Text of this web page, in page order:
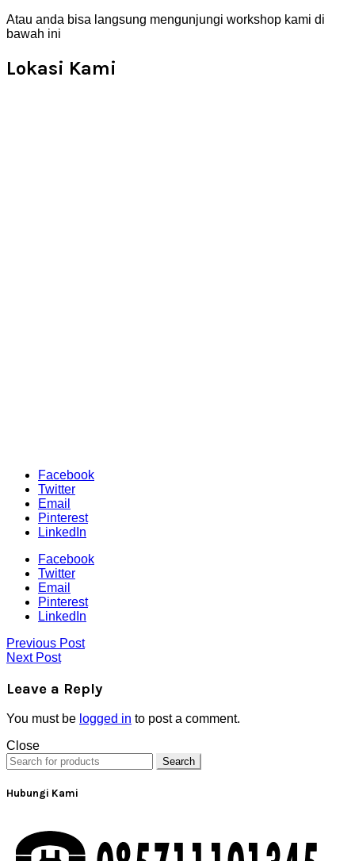
Atau anda bisa langsung mengunjungi workshop kami di
bawah ini
Lokasi Kami
Facebook
Twitter
Email
Pinterest
LinkedIn
Facebook
Twitter
Email
Pinterest
LinkedIn
Previous Post
Next Post
Leave a Reply
You must be logged in to post a comment.
Close
Search
Hubungi Kami